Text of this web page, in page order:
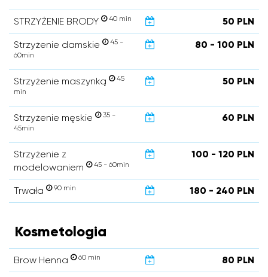
STRZYŻENIE BRODY 40 min 50 PLN
Strzyżenie damskie
45 -
60min
80 - 100 PLN
Strzyżenie maszynką
45
min
50 PLN
Strzyżenie męskie
35 -
45min
60 PLN
Strzyżenie z
modelowaniem
45 - 60min
100 - 120 PLN
Trwała 90 min 180 - 240 PLN
Kosmetologia
Brow Henna 60 min 80 PLN